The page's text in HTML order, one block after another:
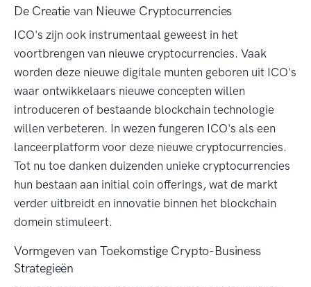
De Creatie van Nieuwe Cryptocurrencies
ICO's zijn ook instrumentaal geweest in het
voortbrengen van nieuwe cryptocurrencies. Vaak
worden deze nieuwe digitale munten geboren uit ICO's
waar ontwikkelaars nieuwe concepten willen
introduceren of bestaande blockchain technologie
willen verbeteren. In wezen fungeren ICO's als een
lanceerplatform voor deze nieuwe cryptocurrencies.
Tot nu toe danken duizenden unieke cryptocurrencies
hun bestaan aan initial coin offerings, wat de markt
verder uitbreidt en innovatie binnen het blockchain
domein stimuleert.
Vormgeven van Toekomstige Crypto-Business
Strategieën